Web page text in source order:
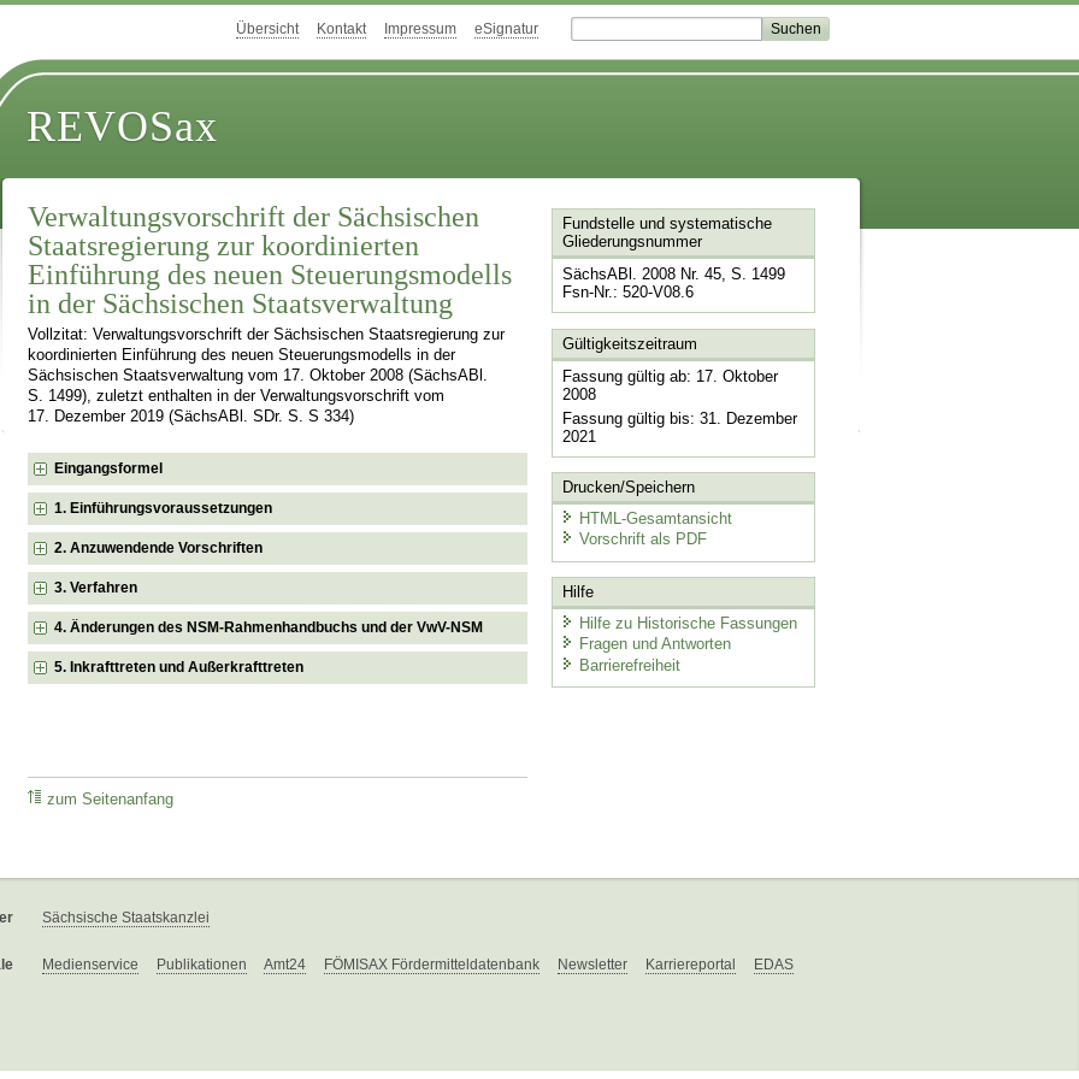
Übersicht Kontakt Impressum eSignatur
REVOSax
Verwaltungsvorschrift der Sächsischen
Staatsregierung zur koordinierten
Einführung des neuen Steuerungsmodells
in der Sächsischen Staatsverwaltung
Vollzitat: Verwaltungsvorschrift der Sächsischen Staatsregierung zur
koordinierten Einführung des neuen Steuerungsmodells in der
Sächsischen Staatsverwaltung vom 17. Oktober 2008 (SächsABl.
S. 1499), zuletzt enthalten in der Verwaltungsvorschrift vom
17. Dezember 2019 (SächsABl. SDr. S. S 334)
Eingangsformel
1. Einführungsvoraussetzungen
2. Anzuwendende Vorschriften
3. Verfahren
4. Änderungen des NSM-Rahmenhandbuchs und der VwV-NSM
5. Inkrafttreten und Außerkrafttreten
zum Seitenanfang
Fundstelle und systematische
Gliederungsnummer
SächsABl. 2008 Nr. 45, S. 1499
Fsn-Nr.: 520-V08.6
Gültigkeitszeitraum
Fassung gültig ab: 17. Oktober
2008
Fassung gültig bis: 31. Dezember
2021
Drucken/Speichern
HTML-Gesamtansicht
Vorschrift als PDF
Hilfe
Hilfe zu Historische Fassungen
Fragen und Antworten
Barrierefreiheit
Sächsische Staatskanzlei
Medienservice Publikationen Amt24 FÖMISAX Fördermitteldatenbank Newsletter Karriereportal EDAS